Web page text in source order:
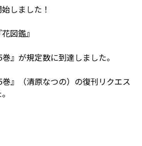
しました！
図鑑』
』が規定数に到達しました。
巻』（清原なつの）の復刊リクエス